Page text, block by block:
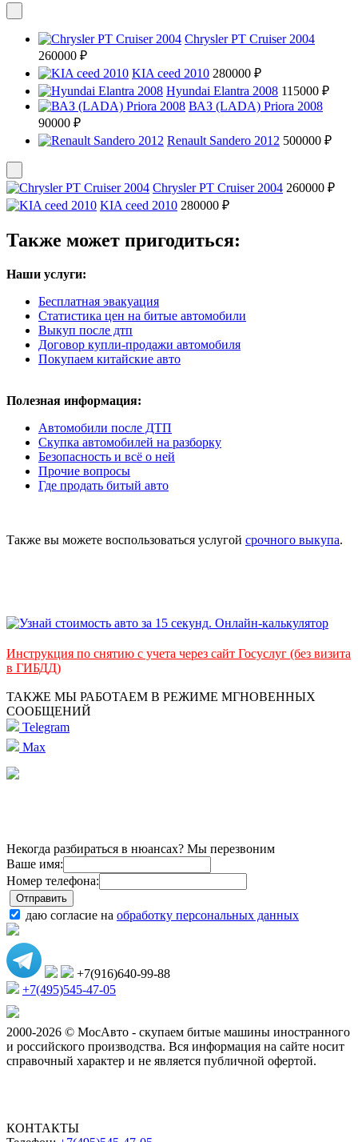
Chrysler PT Cruiser 2004
260000 ₽
KIA ceed 2010 280000 ₽
Hyundai Elantra 2008 115000 ₽
ВАЗ (LADA) Priora 2008
90000 ₽
Renault Sandero 2012 500000 ₽
Chrysler PT Cruiser 2004 260000 ₽
KIA ceed 2010 280000 ₽
Также может пригодиться:
Наши услуги:
Бесплатная эвакуация
Статистика цен на битые автомобили
Выкуп после дтп
Договор купли-продажи автомобиля
Покупаем китайские авто
Полезная информация:
Автомобили после ДТП
Скупка автомобилей на разборку
Безопасность и всё о ней
Прочие вопросы
Где продать битый авто
Также вы можете воспользоваться услугой срочного выкупа.
Инструкция по снятию с учета через сайт Госуслуг (без визита
в ГИБДД)
ТАКЖЕ МЫ РАБОТАЕМ В РЕЖИМЕ МГНОВЕННЫХ
СООБЩЕНИЙ
Telegram
Max
Некогда разбираться в нюансах? Мы перезвоним
Ваше имя:
Номер телефона:
даю согласие на обработку персональных данных
+7(916)640-99-88
+7(495)545-47-05
2000-2026 © МосАвто - скупаем битые машины иностранного
и российского производства. Вся информация на сайте носит
справочный характер и не является публичной офертой.
КОНТАКТЫ